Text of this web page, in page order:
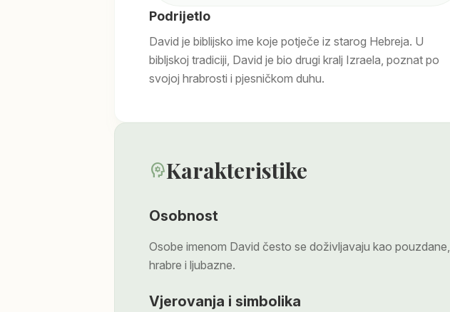
Podrijetlo
David je biblijsko ime koje potječe iz starog Hebreja. U
bibljskoj tradiciji, David je bio drugi kralj Izraela, poznat po
svojoj hrabrosti i pjesničkom duhu.
psychologyKarakteristike
Osobnost
Osobe imenom David često se doživljavaju kao pouzdane,
hrabre i ljubazne.
Vjerovanja i simbolika